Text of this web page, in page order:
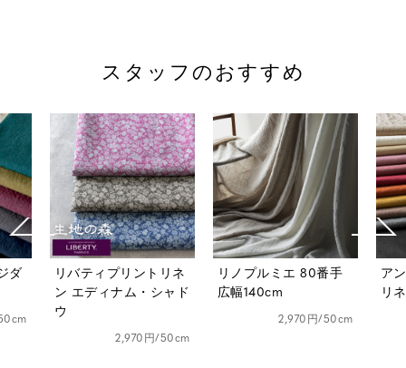
スタッフのおすすめ
ネ
リノプルミエ 80番手
広幅140cm
アンティーク風ラミー
リネン25番手
1,628円/50cm
ベ
ダ